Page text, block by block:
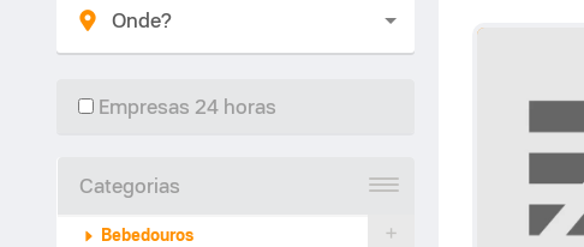
Empresas 24 horas
Categorias
Bebedouros